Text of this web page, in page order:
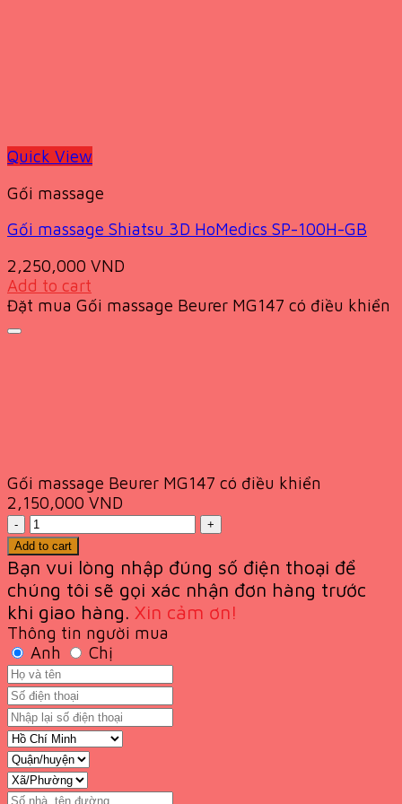
Quick View
Gối massage
Gối massage Shiatsu 3D HoMedics SP-100H-GB
2,250,000 VND
Add to cart
Đặt mua Gối massage Beurer MG147 có điều khiển
Gối massage Beurer MG147 có điều khiển
2,150,000 VND
Quantity
Add to cart
Bạn vui lòng nhập đúng số điện thoại để
chúng tôi sẽ gọi xác nhận đơn hàng trước
khi giao hàng. Xin cảm ơn!
Thông tin người mua
Anh
Chị